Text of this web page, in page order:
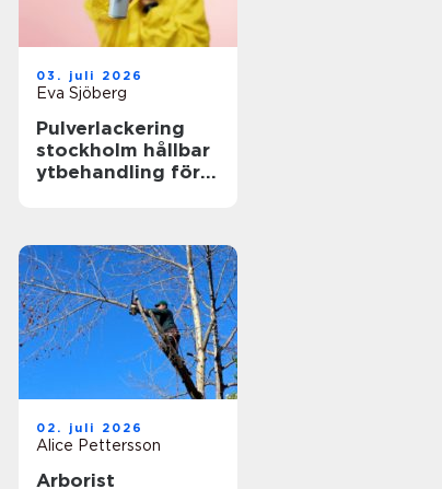
03. juli 2026
Eva Sjöberg
Pulverlackering
stockholm hållbar
ytbehandling för
02. juli 2026
Alice Pettersson
Arborist